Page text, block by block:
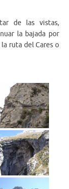
de las vistas,
la bajada por
ruta del Cares o